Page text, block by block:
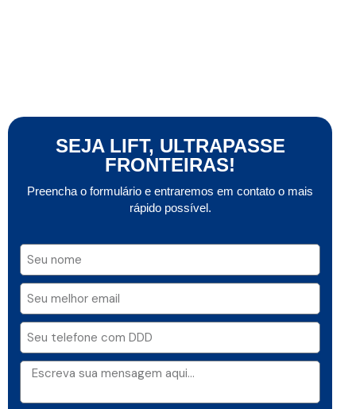
SEJA LIFT, ULTRAPASSE
FRONTEIRAS!
Preencha o formulário e entraremos em contato o mais
rápido possível.